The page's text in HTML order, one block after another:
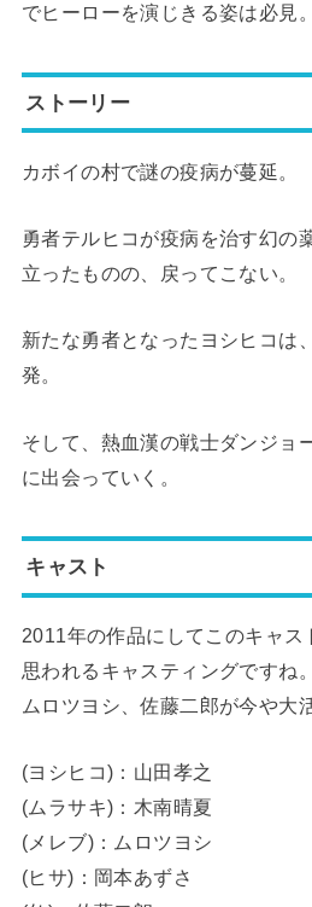
でヒーローを演じきる姿は必見。
ストーリー
カボイの村で謎の疫病が蔓延。
勇者テルヒコが疫病を治す幻の
立ったものの、戻ってこない。
新たな勇者となったヨシヒコは
発。
そして、熱血漢の戦士ダンジョ
に出会っていく。
キャスト
2011年の作品にしてこのキャス
思われるキャスティングですね。
ムロツヨシ、佐藤二郎が今や大
(ヨシヒコ)：山田孝之
(ムラサキ)：木南晴夏
(メレブ)：ムロツヨシ
(ヒサ)：岡本あずさ